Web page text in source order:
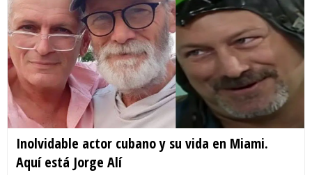
Inolvidable actor cubano y su vida en Miami.
Aquí está Jorge Alí